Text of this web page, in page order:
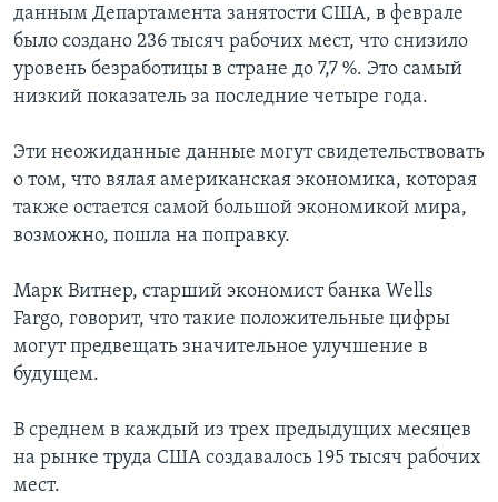
данным Департамента занятости США, в феврале
было создано 236 тысяч рабочих мест, что снизило
уровень безработицы в стране до 7,7 %. Это самый
низкий показатель за последние четыре года.
Эти неожиданные данные могут свидетельствовать
о том, что вялая американская экономика, которая
также остается самой большой экономикой мира,
возможно, пошла на поправку.
Марк Витнер, старший экономист банка Wells
Fargo, говорит, что такие положительные цифры
могут предвещать значительное улучшение в
будущем.
В среднем в каждый из трех предыдущих месяцев
на рынке труда США создавалось 195 тысяч рабочих
мест.